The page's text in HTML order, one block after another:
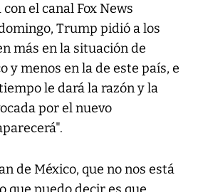
el canal Fox News
Trump pidió a los
más en la situación de
y menos en la de este país, e
le dará la razón y la
por el nuevo
de México, que no nos está